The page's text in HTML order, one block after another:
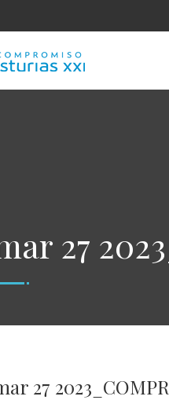
27
27